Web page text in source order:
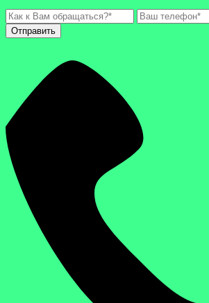
Отправить